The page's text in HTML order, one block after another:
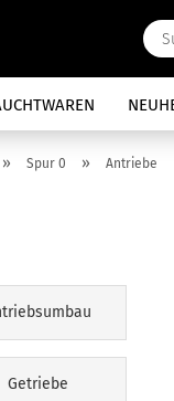
» Spur 0 » Antriebe
Getriebe